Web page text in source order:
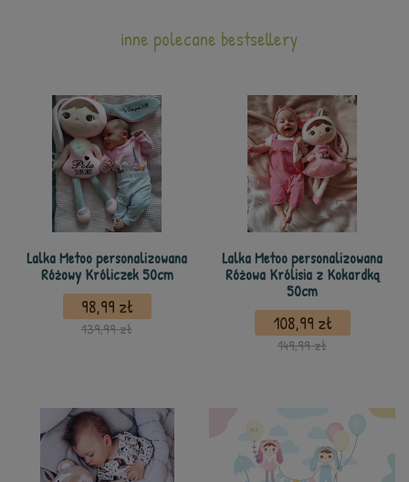
inne polecane bestsellery
Lalka Metoo personalizowana
Różowy Króliczek 50cm
98,99 zł
139,99 zł
Lalka Metoo personalizowana
Różowa Królisia z Kokardką
50cm
108,99 zł
149,99 zł